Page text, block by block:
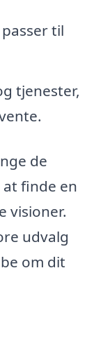
til
tjenester,
de
finde en
visioner.
udvalg
om dit